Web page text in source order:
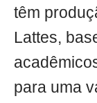
têm
Lattes,
para uma